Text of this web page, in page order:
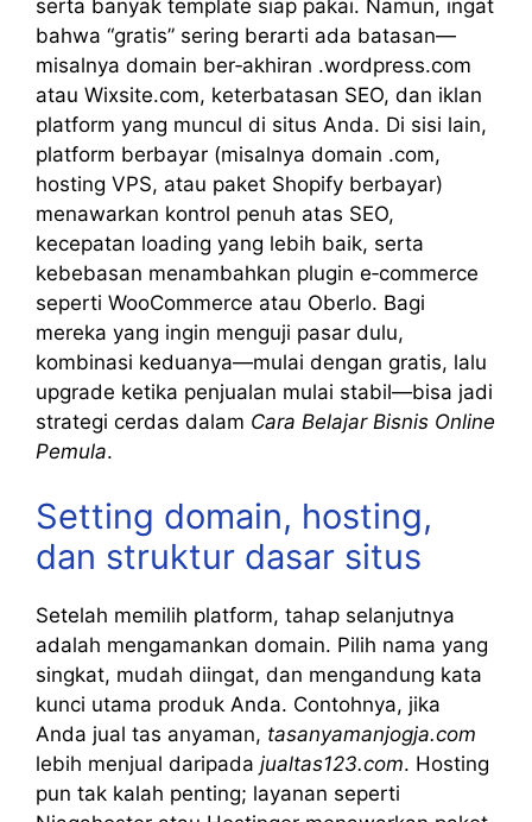
serta banyak template siap pakai. Namun, ingat
bahwa “gratis” sering berarti ada batasan—
misalnya domain ber‑akhiran .wordpress.com
atau Wixsite.com, keterbatasan SEO, dan iklan
platform yang muncul di situs Anda. Di sisi lain,
platform berbayar (misalnya domain .com,
hosting VPS, atau paket Shopify berbayar)
menawarkan kontrol penuh atas SEO,
kecepatan loading yang lebih baik, serta
kebebasan menambahkan plugin e‑commerce
seperti WooCommerce atau Oberlo. Bagi
mereka yang ingin menguji pasar dulu,
kombinasi keduanya—mulai dengan gratis, lalu
upgrade ketika penjualan mulai stabil—bisa jadi
strategi cerdas dalam Cara Belajar Bisnis Online
Pemula.
Setting domain, hosting,
dan struktur dasar situs
Setelah memilih platform, tahap selanjutnya
adalah mengamankan domain. Pilih nama yang
singkat, mudah diingat, dan mengandung kata
kunci utama produk Anda. Contohnya, jika
Anda jual tas anyaman, tasanyamanjogja.com
lebih menjual daripada jualtas123.com. Hosting
pun tak kalah penting; layanan seperti